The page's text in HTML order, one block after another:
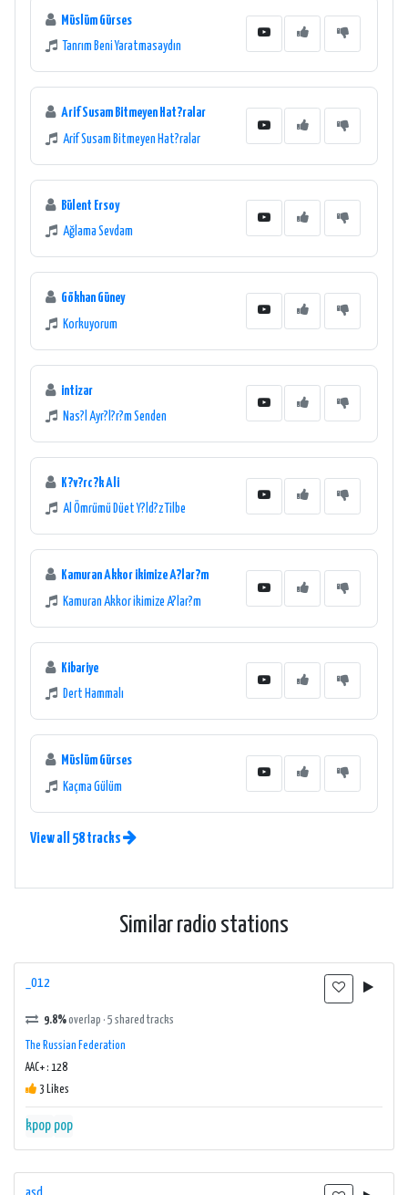
Müslüm Gürses
Tanrım Beni Yaratmasaydın
Arif Susam Bitmeyen Hat?ralar
Arif Susam Bitmeyen Hat?ralar
Bülent Ersoy
Ağlama Sevdam
Gökhan Güney
Korkuyorum
intizar
Nas?l Ayr?l?r?m Senden
K?v?rc?k Ali
Al Ömrümü Düet Y?ld?z Tilbe
Kamuran Akkor ikimize A?lar?m
Kamuran Akkor ikimize A?lar?m
Kibariye
Dert Hammalı
Müslüm Gürses
Kaçma Gülüm
View all 58 tracks
Similar radio stations
_012
9.8%overlap · 5 shared tracks
The Russian Federation
AAC+ : 128
3 Likes
kpop pop